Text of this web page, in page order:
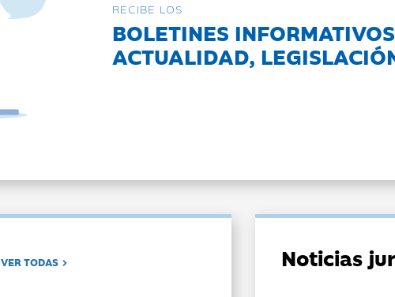
RECIBE LOS
BOLETINES
ACTUALIDAD,
VER TODAS Noticias